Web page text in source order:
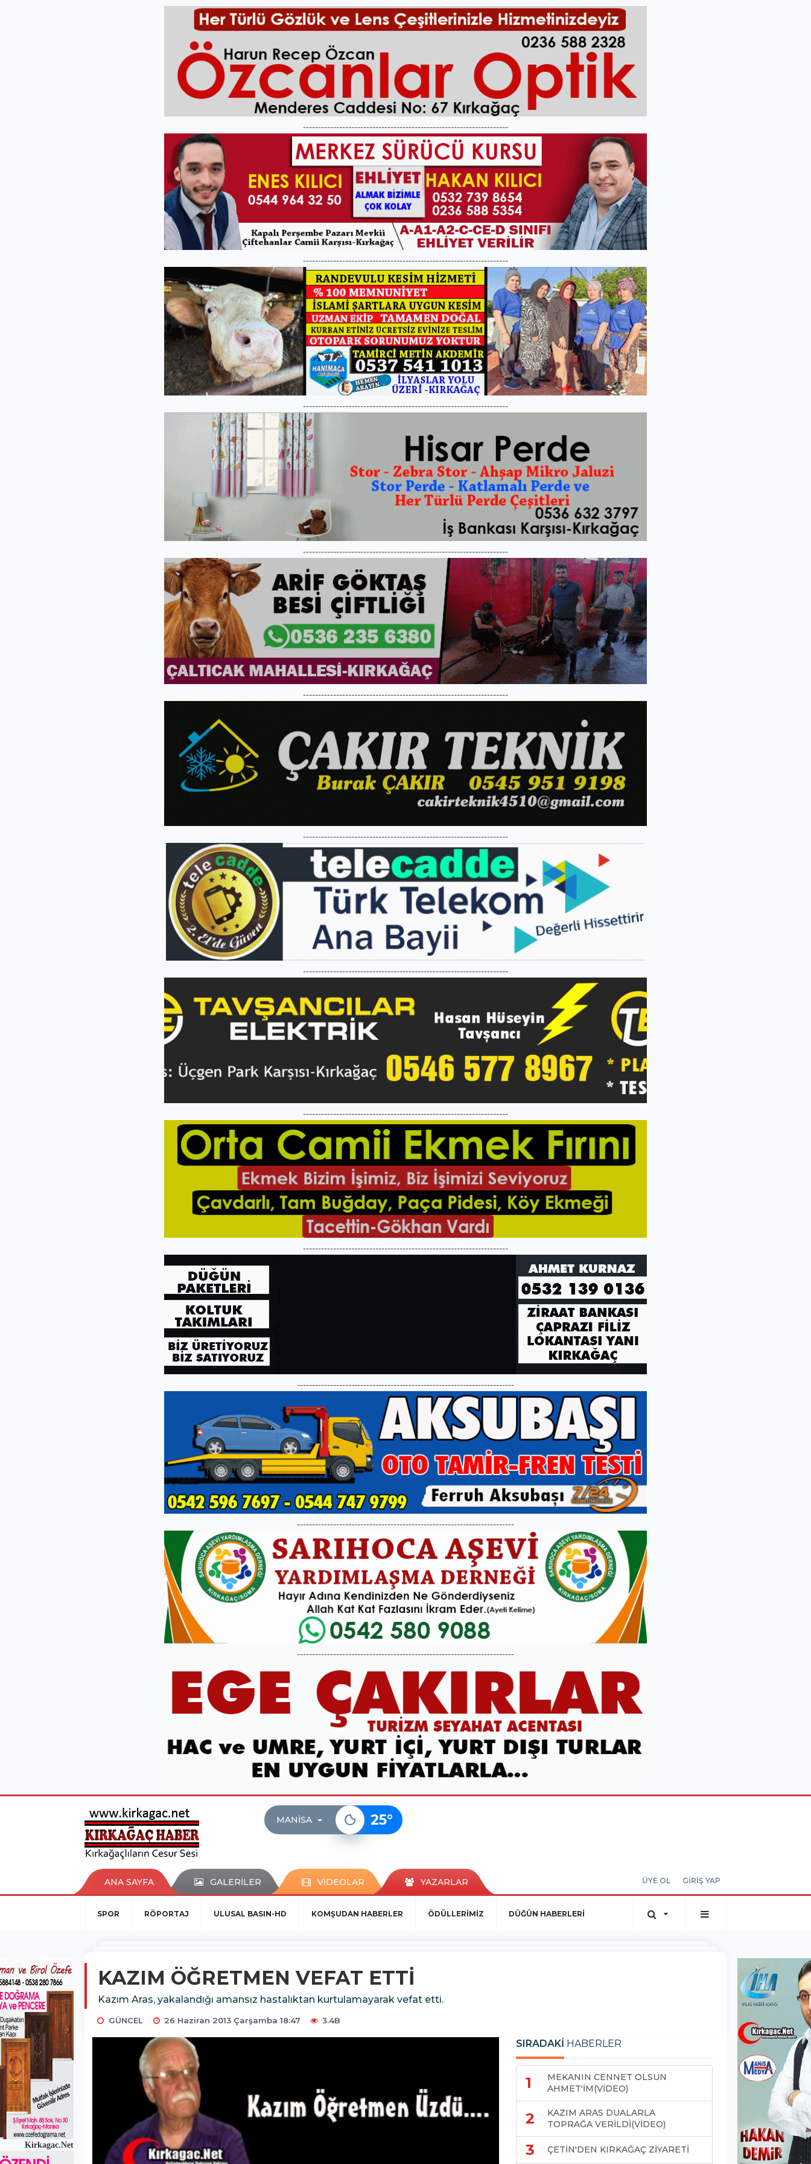
--------------------------------------------------------------------
--------------------------------------------------------------------
--------------------------------------------------------------------
--------------------------------------------------------------------
--------------------------------------------------------------------
--------------------------------------------------------------------
--------------------------------------------------------------------
--------------------------------------------------------------------
--------------------------------------------------------------------
------------------------------------------------------------------------
------------------------------------------------------------------------
------------------------------------------------------------------------
MANISA 25°
ANA SAYFA GALERİLER VİDEOLAR YAZARLAR ÜYE OL GİRİŞ YAP
SPOR RÖPORTAJ ULUSAL BASIN-HD KOMŞUDAN HABERLER ÖDÜLLERİMİZ DÜĞÜN HABERLERİ
KAZIM ÖĞRETMEN VEFAT ETTİ
Kazım Aras, yakalandığı amansız hastalıktan kurtulamayarak vefat etti.
GÜNCEL 26 Haziran 2013 Çarşamba 18:47 3.4B
SIRADAKİ HABERLER
1
MEKANIN CENNET OLSUN
AHMET'İM(VİDEO)
2
KAZIM ARAS DUALARLA
TOPRAĞA VERİLDİ(VİDEO)
3 ÇETİN'DEN KIRKAĞAÇ ZİYARETİ
Kirkagac.Net